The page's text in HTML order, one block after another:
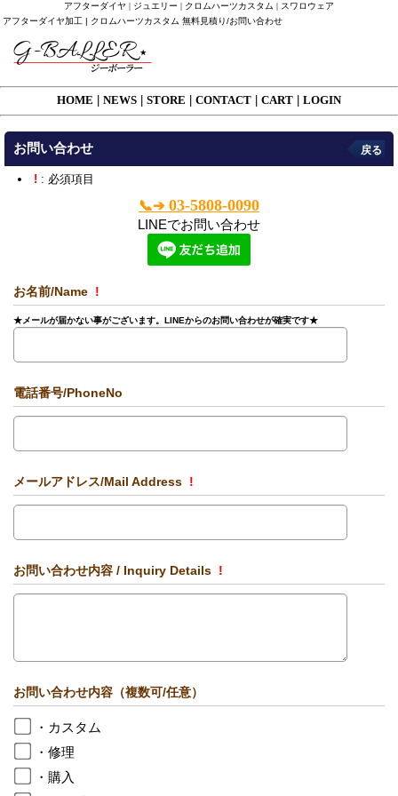
アフターダイヤ | ジュエリー | クロムハーツカスタム | スワロウェア
アフターダイヤ加工 | クロムハーツカスタム 無料見積り/お問い合わせ
HOME NEWS STORE CONTACT CART LOGIN
お問い合わせ 戻る
! : 必須項目
📞➔03-5808-0090
LINEでお問い合わせ
お名前/Name !
★メールが届かない事がございます。LINEからのお問い合わせが確実です★
電話番号/PhoneNo
メールアドレス/Mail Address !
お問い合わせ内容 / Inquiry Details !
お問い合わせ内容（複数可/任意）
・カスタム
・修理
・購入